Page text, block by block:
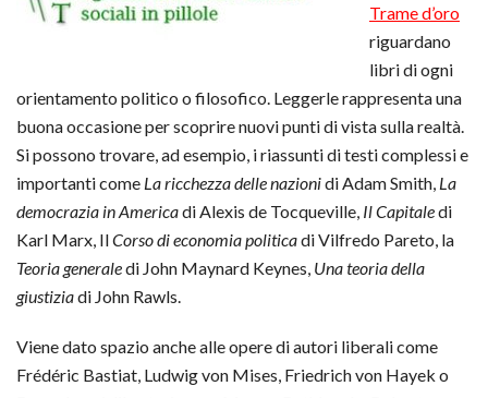
Trame d’oro
riguardano
libri di ogni
orientamento politico o filosofico. Leggerle rappresenta una
buona occasione per scoprire nuovi punti di vista sulla realtà.
Si possono trovare, ad esempio, i riassunti di testi complessi e
importanti come La ricchezza delle nazionidi Adam Smith, La
democrazia in Americadi Alexis de Tocqueville, Il Capitaledi
Karl Marx, IlCorso di economia politicadi Vilfredo Pareto, la
Teoria generaledi John Maynard Keynes, Una teoria della
giustiziadi John Rawls.
Viene dato spazio anche alle opere di autori liberali come
Frédéric Bastiat, Ludwig von Mises, Friedrich von Hayek o